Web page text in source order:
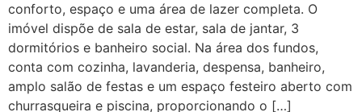
conforto, espaço e uma área de lazer completa. O
imóvel dispõe de sala de estar, sala de jantar, 3
dormitórios e banheiro social. Na área dos fundos,
conta com cozinha, lavanderia, despensa, banheiro,
amplo salão de festas e um espaço festeiro aberto com
churrasqueira e piscina, proporcionando o […]